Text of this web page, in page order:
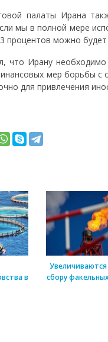
палаты Ирана
мы в полной мере
процентов можно
что Ирану
мер борьбы с
для привлечения
в
сбору